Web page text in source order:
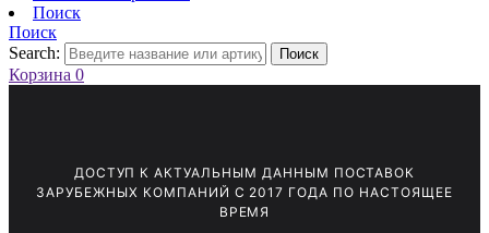
Поиск
Поиск
Search:
Поиск
Корзина 0
ДОСТУП К АКТУАЛЬНЫМ ДАННЫМ ПОСТАВОК
ЗАРУБЕЖНЫХ КОМПАНИЙ С 2017 ГОДА ПО НАСТОЯЩЕЕ
ВРЕМЯ